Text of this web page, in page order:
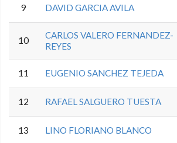
9 DAVID GARCIA AVILA
10
CARLOS VALERO FERNANDEZ-
REYES
11 EUGENIO SANCHEZ TEJEDA
12 RAFAEL SALGUERO TUESTA
13 LINO FLORIANO BLANCO